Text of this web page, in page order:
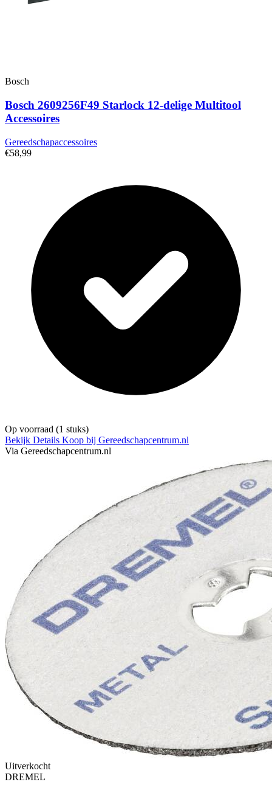
Bosch
Bosch 2609256F49 Starlock 12-delige Multitool
Accessoires
Gereedschapaccessoires
€58,99
Op voorraad (1 stuks)
Bekijk Details Koop bij Gereedschapcentrum.nl
Via Gereedschapcentrum.nl
Uitverkocht
DREMEL